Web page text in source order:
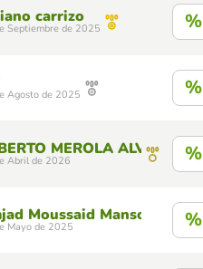
carrizo
Septiembre de 2025 %
Agosto de 2025 %
MEROLA ALVAREZ
Abril de 2026 %
Moussaid Mansouri
Mayo de 2025 %